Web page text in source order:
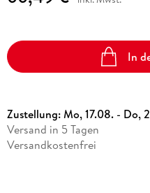
In
Zustellung:Mo, 17.08. - Do,
Versand in 5 Tagen
Versandkostenfrei